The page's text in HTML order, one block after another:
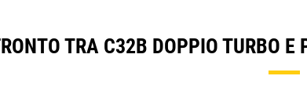
TRA C32B DOPPIO TURBO E